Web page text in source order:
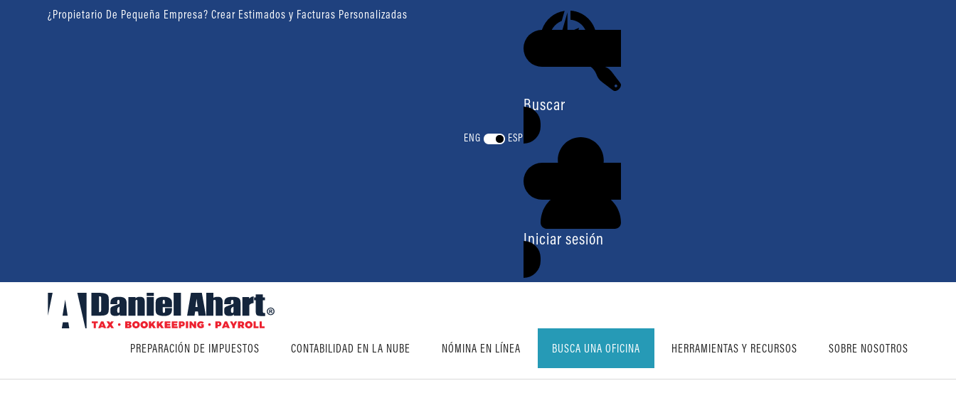
¿Propietario De Pequeña Empresa? Crear Estimados y Facturas Personalizadas
ENG ESP
Buscar
Iniciar sesión
PREPARACIÓN DE IMPUESTOS CONTABILIDAD EN LA NUBE NÓMINA EN LÍNEA BUSCA UNA OFICINA HERRAMIENTAS Y RECURSOS SOBRE NOSOTROS